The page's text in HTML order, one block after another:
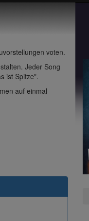
voten.
Jeder Song
ist Spitze".
auf einmal